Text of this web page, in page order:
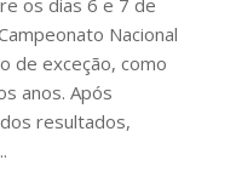
Nacional
de exceção, como
anos. Após
resultados,